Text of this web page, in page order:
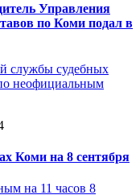
Управления
по Коми подал в
службы судебных
неофициальным
Коми на 8 сентября
на 11 часов 8